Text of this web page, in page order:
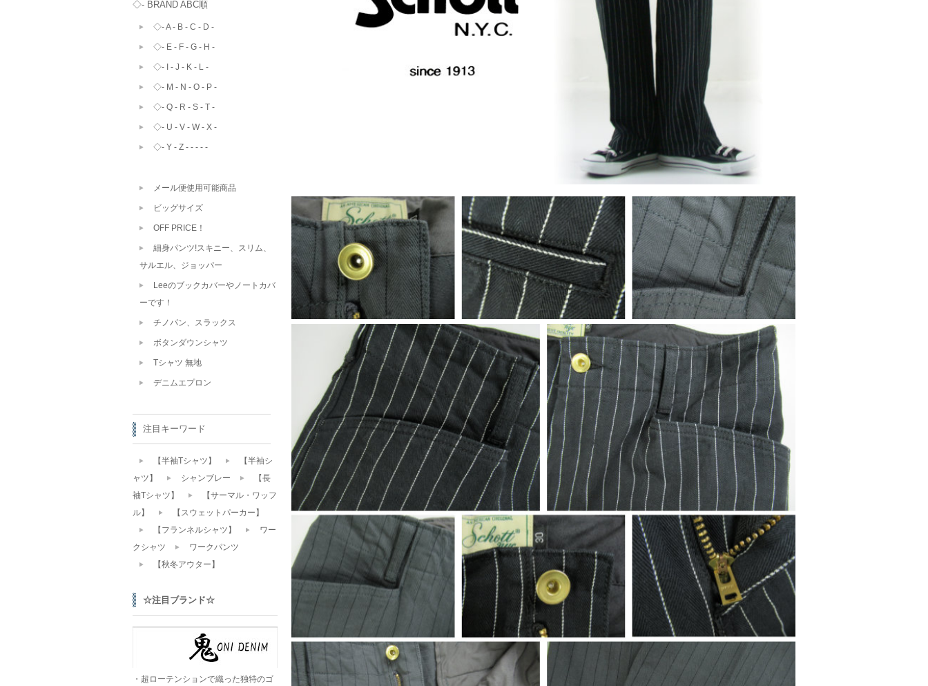
◇- BRAND ABC順
◇- A - B - C - D -
◇- E - F - G - H -
◇- I - J - K - L -
◇- M - N - O - P -
◇- Q - R - S - T -
◇- U - V - W - X -
◇- Y - Z - - - - -
メール便使用可能商品
ビッグサイズ
OFF PRICE！
細身パンツ!スキニー、スリム、
サルエル、ジョッパー
Leeのブックカバーやノートカバ
ーです！
チノパン、スラックス
ボタンダウンシャツ
Tシャツ 無地
デニムエプロン
注目キーワード
【半袖Tシャツ】
【半袖シ
ャツ】
シャンブレー
【長
袖Tシャツ】
【サーマル・ワッフ
ル】
【スウェットパーカー】
【フランネルシャツ】
ワー
クシャツ
ワークパンツ
【秋冬アウター】
☆注目ブランド☆
・超ローテンションで織った独特のゴ